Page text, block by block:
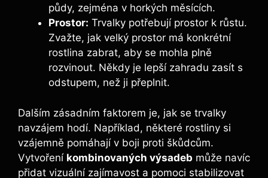
půdy, zejména v⁢ horkých měsících.
Prostor: Trvalky potřebují prostor k‍ růstu.
Zvažte, jak velký prostor má konkrétní
rostlina ⁣zabrat, aby ‌se mohla plně
rozvinout. Někdy je lepší ⁣zahradu zasít s
odstupem, než ji přeplnit.
Dalším zásadním faktorem je, jak ‍se trvalky‌
navzájem hodí. Například, některé rostliny si
vzájemně pomáhají v boji proti škůdcům.
Vytvoření kombinovaných‌ výsadeb může ⁤navíc
přidat vizuální zajímavost a pomoci stabilizovat